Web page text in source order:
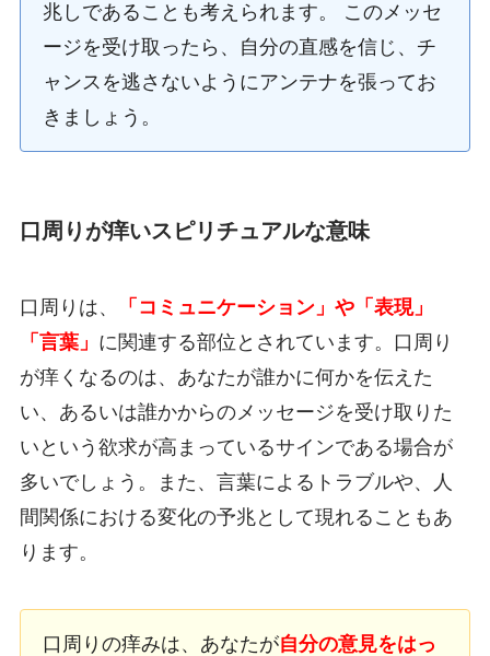
兆しであることも考えられます。 このメッセ
ージを受け取ったら、自分の直感を信じ、チ
ャンスを逃さないようにアンテナを張ってお
きましょう。
口周りが痒いスピリチュアルな意味
口周りは、
「コミュニケーション」や「表現」
「言葉」 に関連する部位とされています。口周り
が痒くなるのは、あなたが誰かに何かを伝えた
い、あるいは誰かからのメッセージを受け取りた
いという欲求が高まっているサインである場合が
多いでしょう。また、言葉によるトラブルや、人
間関係における変化の予兆として現れることもあ
ります。
口周りの痒みは、あなたが自分の意見をはっ